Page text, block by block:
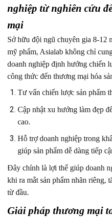
nghiệp từ nghiên cứu
mại
Sở hữu đội ngũ chuyên gia 8-12
mỹ phẩm, Asialab không chỉ
doanh nghiệp định hướng chiến
công thức đến thương mại hóa
Tư vấn chiến lược sản phẩm
Cập nhật xu hướng làm đẹp
cao.
Hỗ trợ doanh nghiệp trong
giúp sản phẩm dễ dàng tiếp
Đây chính là lợi thế giúp doanh
khi ra mắt sản phẩm nhãn riêng,
từ đầu.
Giải pháp thương mại